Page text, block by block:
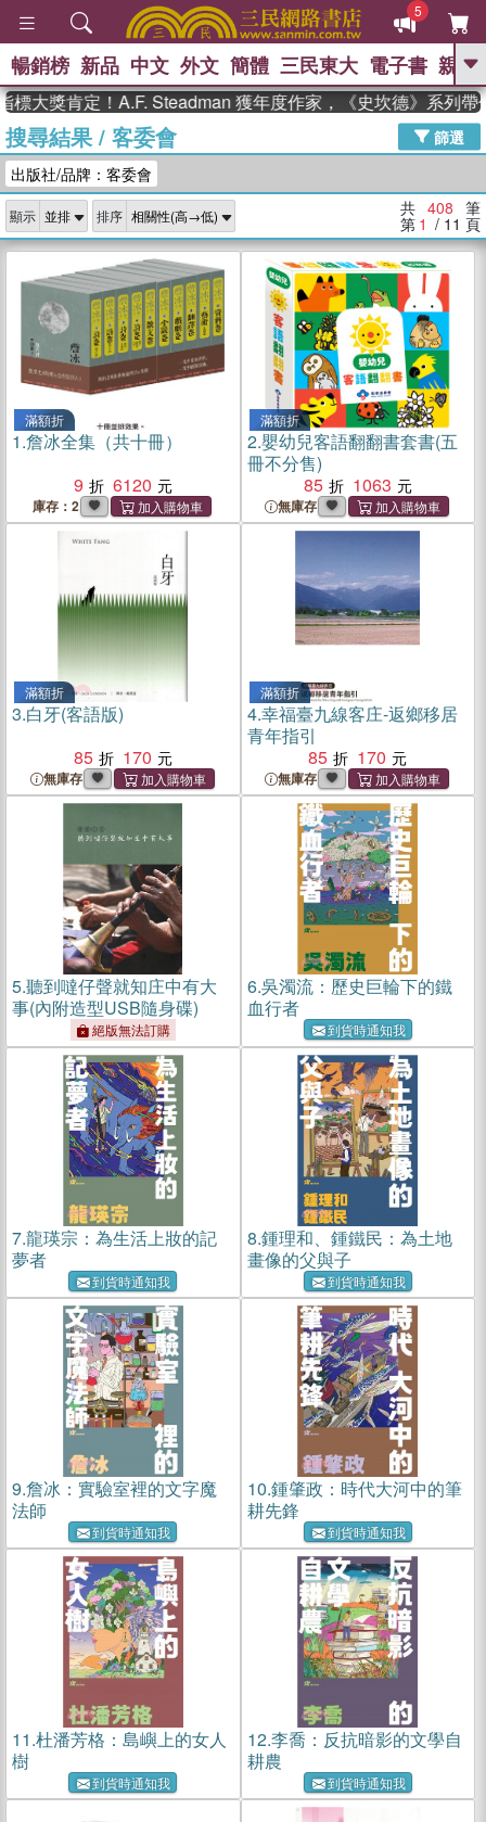
5
GO
高希均教授回憶錄
、 The Odyssey 、 父親節 、 如果歷
獎 臺灣漫遊錄 、 方念華 、 台灣的李
登輝時代
數學女孩：黎曼猜想 、
偉大的迷走神經
暢銷榜 新品 中文 外文 簡體 三民東大 電子書 親子
定！A.F. Steadman 獲年度作家，《史坎德》系列帶你踏上
搜尋結果/ 客委會
篩選
出版社/品牌：客委會
顯示 排序 共 408 筆
第 1 / 11 頁
滿額折
1.詹冰全集（共十冊）
9
6120
庫存：2
滿額折
2.嬰幼兒客語翻翻書套書(五
冊不分售)
85
1063
無庫存
滿額折
3.白牙(客語版)
85
170
無庫存
滿額折
4.幸福臺九線客庄-返鄉移居
青年指引
85
170
無庫存
5.聽到噠仔聲就知庄中有大
事(內附造型USB隨身碟)
絕版無法訂購
6.吳濁流：歷史巨輪下的鐵
血行者
到貨時通知我
7.龍瑛宗：為生活上妝的記
夢者
到貨時通知我
8.鍾理和、鍾鐵民：為土地
畫像的父與子
到貨時通知我
9.詹冰：實驗室裡的文字魔
法師
到貨時通知我
10.鍾肇政：時代大河中的筆
耕先鋒
到貨時通知我
11.杜潘芳格：島嶼上的女人
樹
到貨時通知我
12.李喬：反抗暗影的文學自
耕農
到貨時通知我